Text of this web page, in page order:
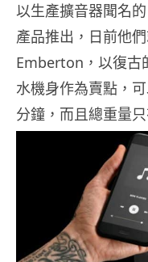
以生產擴音器聞名
產品推出，日前他
Emberton，以復古
水機身作為賣點，
分鐘，而且總重量